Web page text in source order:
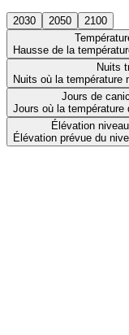
2030 2050
2100
Hausse de la
Nuits
Nuits où la température
Jours de
Jours où la température
Élévation
Élévation prévue du